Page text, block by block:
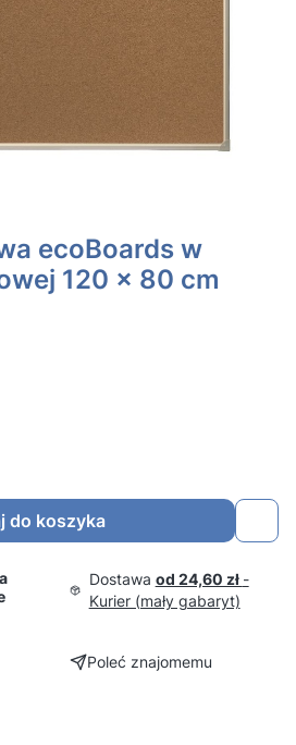
ecoBoards w
120 x 80 cm
do koszyka
Dostawa od 24,60 zł -
Kurier (mały gabaryt)
Poleć znajomemu